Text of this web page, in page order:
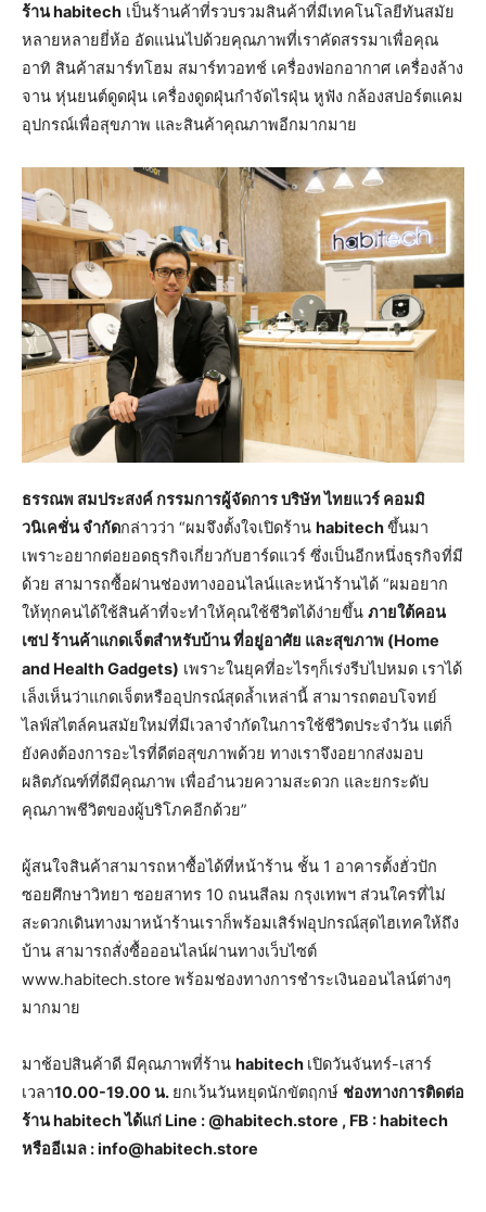
ร้าน habitech เป็นร้านค้าที่รวบรวมสินค้าที่มีเทคโนโลยีทันสมัย
หลายหลายยี่ห้อ อัดแน่นไปด้วยคุณภาพที่เราคัดสรรมาเพื่อคุณ
อาทิ สินค้าสมาร์ทโฮม สมาร์ทวอทช์ เครื่องฟอกอากาศ เครื่องล้าง
จาน หุ่นยนต์ดูดฝุ่น เครื่องดูดฝุ่นกำจัดไรฝุ่น หูฟัง กล้องสปอร์ตแคม
อุปกรณ์เพื่อสุขภาพ และสินค้าคุณภาพอีกมากมาย
ธรรณพ สมประสงค์ กรรมการผู้จัดการ บริษัท ไทยแวร์ คอมมิ
วนิเคชั่น จำกัดกล่าวว่า “ผมจึงตั้งใจเปิดร้าน habitechขึ้นมา
เพราะอยากต่อยอดธุรกิจเกี่ยวกับฮาร์ดแวร์ ซึ่งเป็นอีกหนึ่งธุรกิจที่มี
ด้วย สามารถซื้อผ่านช่องทางออนไลน์และหน้าร้านได้ “ผมอยาก
ให้ทุกคนได้ใช้สินค้าที่จะทำให้คุณใช้ชีวิตได้ง่ายขึ้น ภายใต้คอน
เซป ร้านค้าแกดเจ็ตสำหรับบ้าน ที่อยู่อาศัย และสุขภาพ (Home
and Health Gadgets) เพราะในยุคที่อะไรๆก็เร่งรีบไปหมด เราได้
เล็งเห็นว่าแกดเจ็ตหรืออุปกรณ์สุดล้ำเหล่านี้ สามารถตอบโจทย์
ไลฟ์สไตล์คนสมัยใหม่ที่มีเวลาจำกัดในการใช้ชีวิตประจำวัน แต่ก็
ยังคงต้องการอะไรที่ดีต่อสุขภาพด้วย ทางเราจึงอยากส่งมอบ
ผลิตภัณฑ์ที่ดีมีคุณภาพ เพื่ออำนวยความสะดวก และยกระดับ
คุณภาพชีวิตของผู้บริโภคอีกด้วย”
ผู้สนใจสินค้าสามารถหาซื้อได้ที่หน้าร้าน ชั้น 1 อาคารตั้งฮั่วปัก
ซอยศึกษาวิทยา ซอยสาทร 10 ถนนสีลม กรุงเทพฯ ส่วนใครที่ไม่
สะดวกเดินทางมาหน้าร้านเราก็พร้อมเสิร์ฟอุปกรณ์สุดไฮเทคให้ถึง
บ้าน สามารถสั่งซื้อออนไลน์ผ่านทางเว็บไซต์
www.habitech.store พร้อมช่องทางการชำระเงินออนไลน์ต่างๆ
มากมาย
มาช้อปสินค้าดี มีคุณภาพที่ร้าน habitech เปิดวันจันทร์-เสาร์
เวลา10.00-19.00 น. ยกเว้นวันหยุดนักขัตฤกษ์ ช่องทางการติดต่อ
ร้าน habitech ได้แก่ Line : @habitech.store , FB : habitech
หรืออีเมล : info@habitech.store